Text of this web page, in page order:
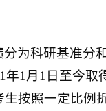
分为科研基准
年1月1日至今
按照一定比例